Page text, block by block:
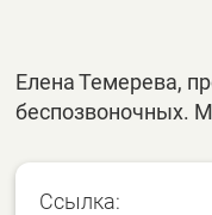
Елена Темерева,
беспозвоночных.
Ссылка: